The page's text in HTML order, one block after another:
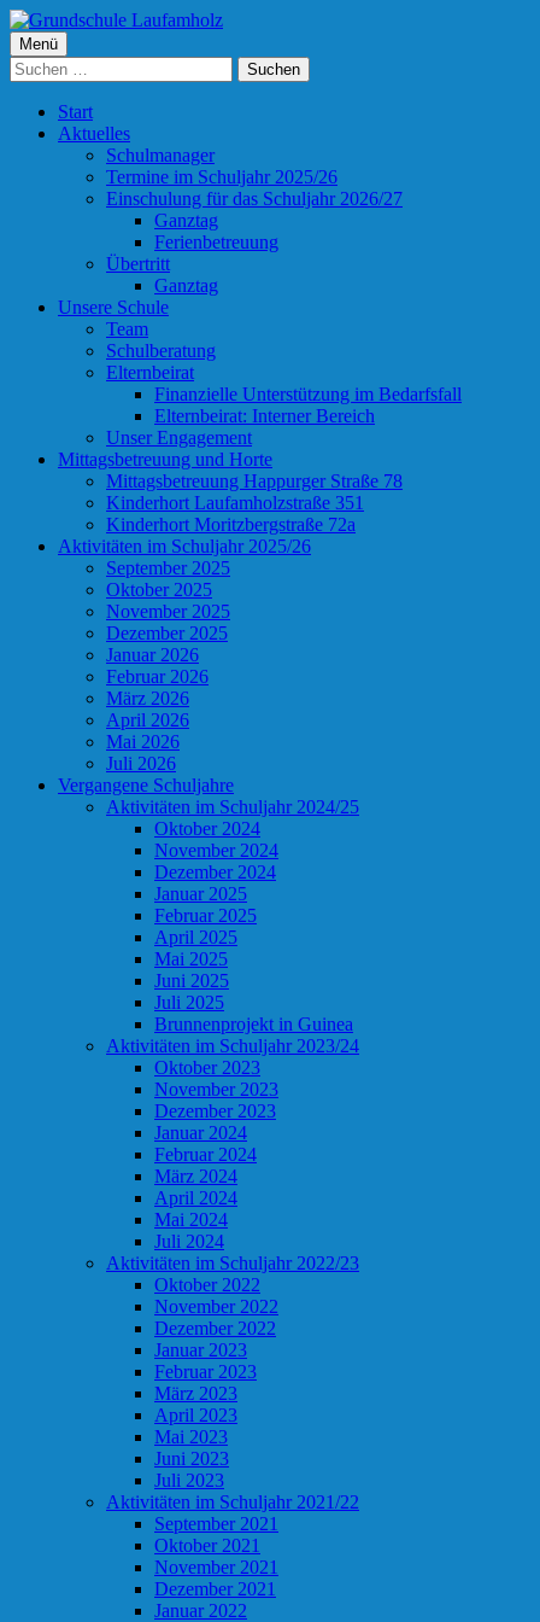
Springe
zum
Inhalt
Grundschule Laufamholz
Primäres
Menü
Menü
Suchen
nach:
Start
Aktuelles
Schulmanager
Termine im Schuljahr 2025/26
Einschulung für das Schuljahr 2026/27
Ganztag
Ferienbetreuung
Übertritt
Ganztag
Unsere Schule
Team
Schulberatung
Elternbeirat
Finanzielle Unterstützung im Bedarfsfall
Elternbeirat: Interner Bereich
Unser Engagement
Mittagsbetreuung und Horte
Mittagsbetreuung Happurger Straße 78
Kinderhort Laufamholzstraße 351
Kinderhort Moritzbergstraße 72a
Aktivitäten im Schuljahr 2025/26
September 2025
Oktober 2025
November 2025
Dezember 2025
Januar 2026
Februar 2026
März 2026
April 2026
Mai 2026
Juli 2026
Vergangene Schuljahre
Aktivitäten im Schuljahr 2024/25
Oktober 2024
November 2024
Dezember 2024
Januar 2025
Februar 2025
April 2025
Mai 2025
Juni 2025
Juli 2025
Brunnenprojekt in Guinea
Aktivitäten im Schuljahr 2023/24
Oktober 2023
November 2023
Dezember 2023
Januar 2024
Februar 2024
März 2024
April 2024
Mai 2024
Juli 2024
Aktivitäten im Schuljahr 2022/23
Oktober 2022
November 2022
Dezember 2022
Januar 2023
Februar 2023
März 2023
April 2023
Mai 2023
Juni 2023
Juli 2023
Aktivitäten im Schuljahr 2021/22
September 2021
Oktober 2021
November 2021
Dezember 2021
Januar 2022